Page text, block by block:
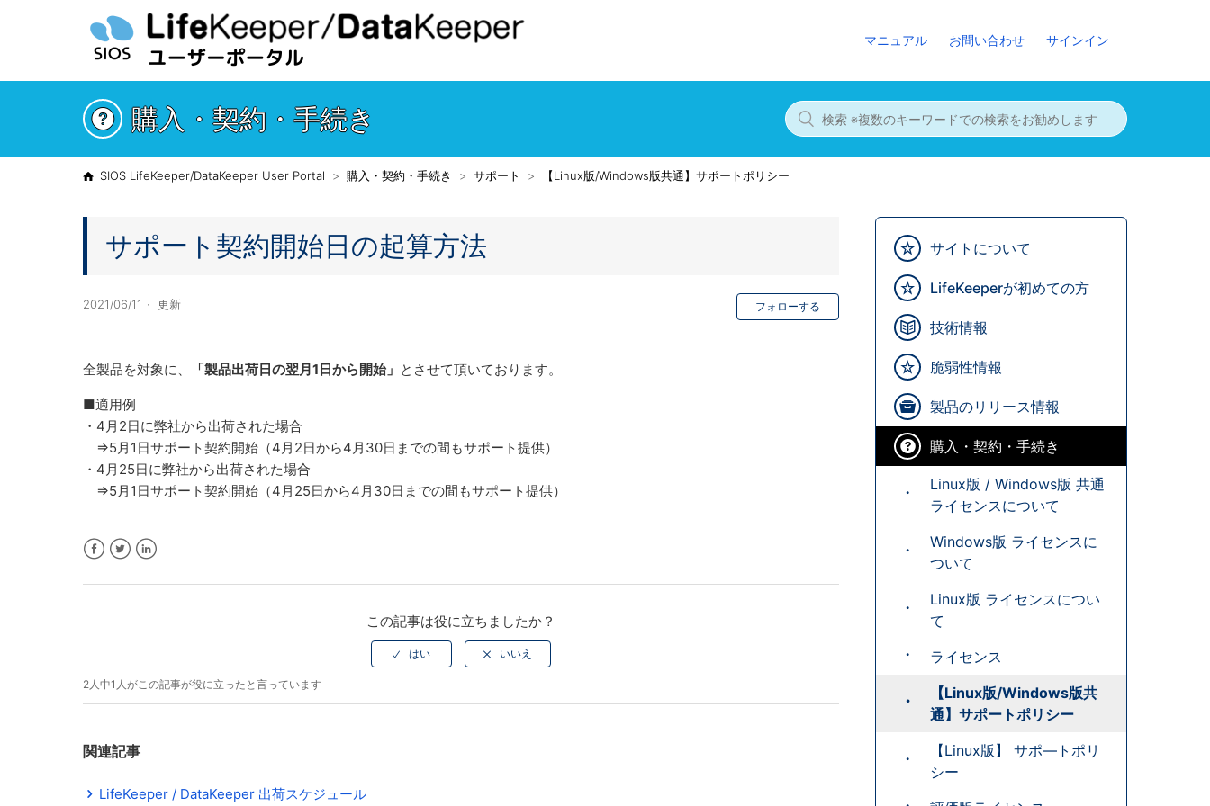
マニュアル お問い合わせ サインイン
購入・契約・手続き
SIOS LifeKeeper/DataKeeper User Portal 購入・契約・手続き サポート 【Linux版/Windows版共通】サポートポリシー
サイトについて
LifeKeeperが初めての方
技術情報
脆弱性情報
製品のリリース情報
購入・契約・手続き
Linux版 / Windows版 共通
ライセンスについて
Windows版 ライセンスに
ついて
Linux版 ライセンスについ
て
ライセンス
【Linux版/Windows版共
通】サポートポリシー
【Linux版】 サポ―トポリ
シー
サポート契約開始日の起算方法
2021/06/11 更新 フォローする
全製品を対象に、 「製品出荷日の翌月1日から開始」 とさせて頂いております。
■適用例
・4月2日に弊社から出荷された場合
⇒5月1日サポート契約開始（4月2日から4月30日までの間もサポート提供）
・4月25日に弊社から出荷された場合
⇒5月1日サポート契約開始（4月25日から4月30日までの間もサポート提供）
この記事は役に立ちましたか？
2人中1人がこの記事が役に立ったと言っています
関連記事
LifeKeeper / DataKeeper 出荷スケジュール